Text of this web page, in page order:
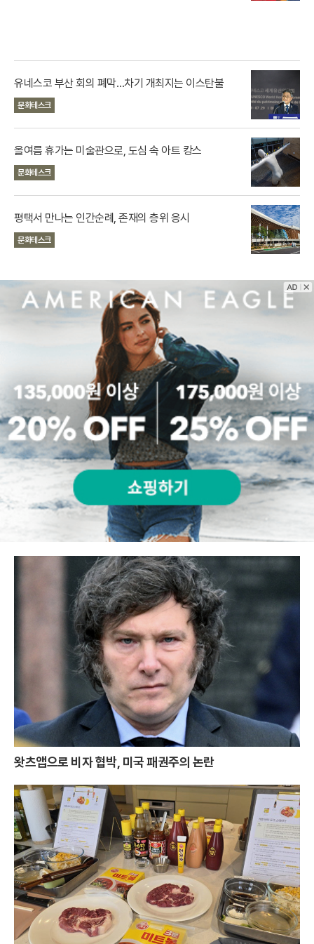
유네스코 부산 회의 폐막…차기 개최지는 이스탄불
문화테스크
올여름 휴가는 미술관으로, 도심 속 아트 캉스
문화테스크
평택서 만나는 인간순례, 존재의 층위 응시
문화테스크
왓츠앱으로 비자 협박, 미국 패권주의 논란